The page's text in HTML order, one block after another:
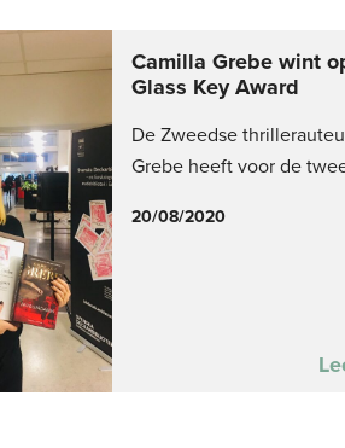
20/08/2020
Camilla Grebe wint
Glass Key Award
De Zweedse
Grebe heeft voor de